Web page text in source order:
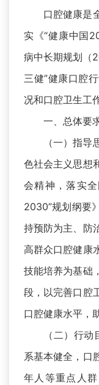
口腔健康是
实《“健康中国
病中长期规划（
三健”健康口腔
况和口腔卫生工
一、总体要
（一）指
色社会主义思想
会精神，落实
2030”规划纲要
持预防为主、防
高群众口腔健康
技能培养为基础
段，以完善口腔
口腔健康水平，
（二）行
系基本健全，口
年人等重点人